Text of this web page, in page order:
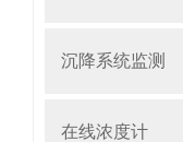
沉降系统监测
在线浓度计